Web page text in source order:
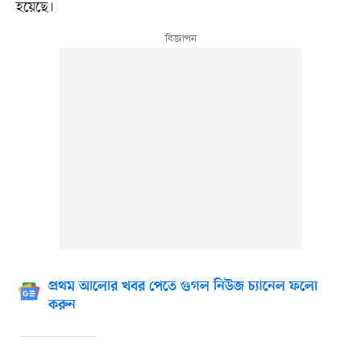
হয়েছে।
প্রথম আলোর খবর পেতে গুগল নিউজ চ্যানেল ফলো
করুন